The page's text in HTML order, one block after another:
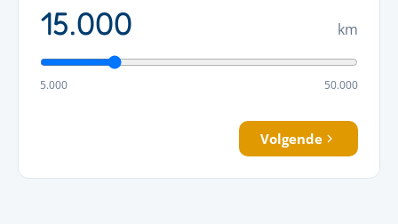
15.000 km
5.000 50.000
Volgende